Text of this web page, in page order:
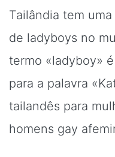
Tailândia tem
de ladyboys no
termo «ladyboy»
para a palavra
tailandês para
homens gay